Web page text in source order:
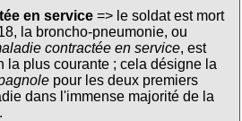
en service=> le soldat est mort
la broncho-pneumonie, ou
contractée en service, est
la plus courante ; cela désigne la
pour les deux premiers
dans l'immense majorité de la